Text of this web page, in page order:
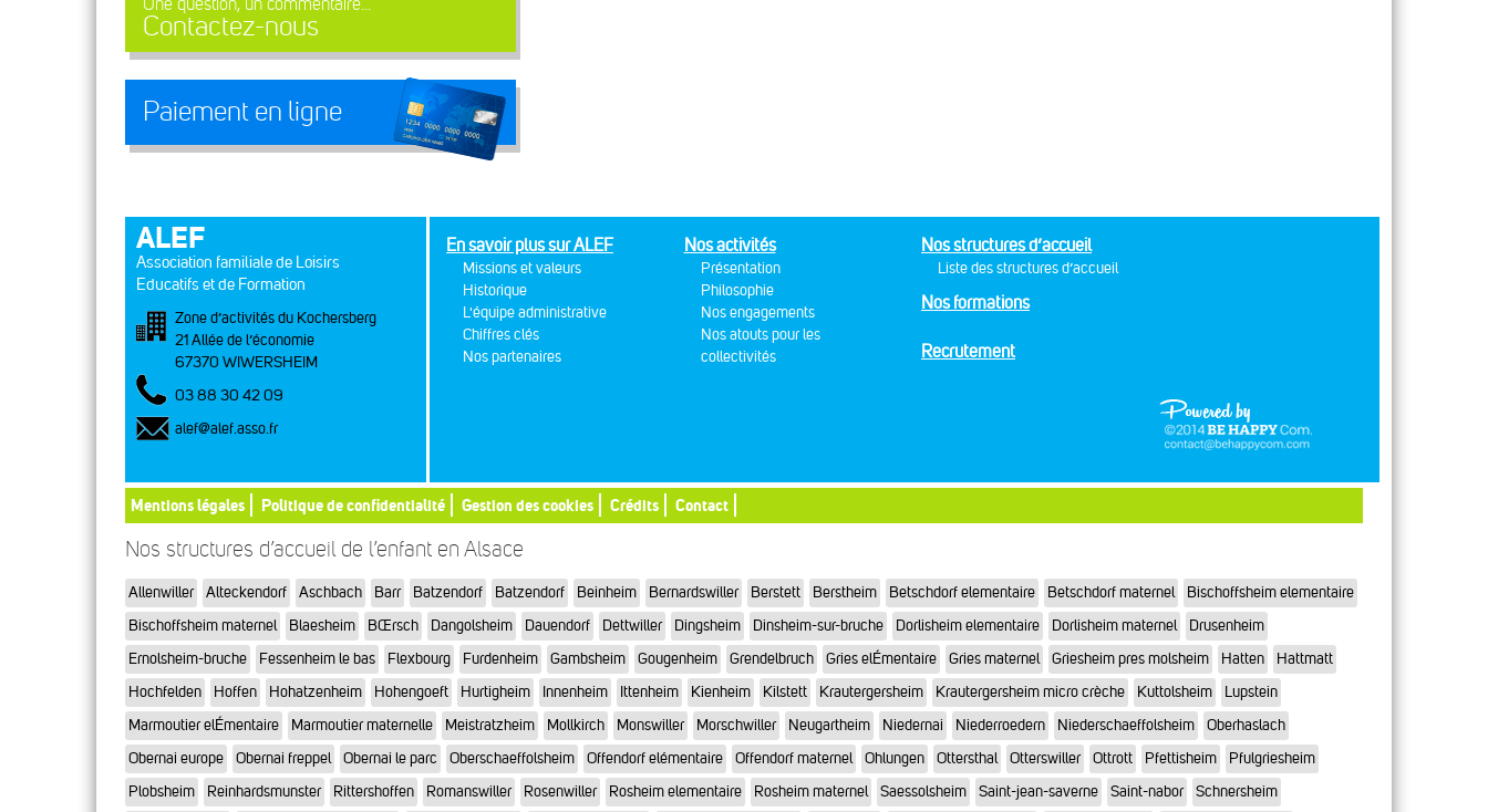
Contactez-nous
Paiement en ligne
ALEF
Association familiale de Loisirs
Educatifs et de Formation
Zone d’activités du Kochersberg
21 Allée de l’économie
67370 WIWERSHEIM
03 88 30 42 09
alef@alef.asso.fr
En savoir plus sur ALEF
Missions et valeurs
Historique
L'équipe administrative
Chiffres clés
Nos partenaires
Nos activités
Présentation
Philosophie
Nos engagements
Nos atouts pour les
collectivités
Nos structures d’accueil
Liste des structures d’accueil
Nos formations
Recrutement
Mentions légales Politique de confidentialité Gestion des cookies Crédits Contact
Nos structures d’accueil de l’enfant en Alsace
Allenwiller Alteckendorf Aschbach Barr Batzendorf Batzendorf Beinheim Bernardswiller Berstett Berstheim Betschdorf elementaire Betschdorf maternel
Bischoffsheim elementaire
Bischoffsheim maternel
Blaesheim BŒrsch Dangolsheim Dauendorf Dettwiller Dingsheim Dinsheim-sur-bruche Dorlisheim elementaire Dorlisheim maternel
Drusenheim
Ernolsheim-bruche
Fessenheim le bas Flexbourg Furdenheim Gambsheim Gougenheim Grendelbruch Gries elÉmentaire Gries maternel Griesheim pres molsheim Hatten
Hattmatt
Hochfelden
Hoffen Hohatzenheim Hohengoeft Hurtigheim Innenheim Ittenheim Kienheim Kilstett Krautergersheim Krautergersheim micro crèche Kuttolsheim
Lupstein
Marmoutier elÉmentaire
Marmoutier maternelle Meistratzheim Mollkirch Monswiller Morschwiller Neugartheim Niedernai Niederroedern Niederschaeffolsheim
Oberhaslach
Obernai europe
Obernai freppel Obernai le parc Oberschaeffolsheim Offendorf elémentaire Offendorf maternel Ohlungen Ottersthal Otterswiller Ottrott Pfettisheim
Pfulgriesheim
Plobsheim
Reinhardsmunster Rittershoffen Romanswiller Rosenwiller Rosheim elementaire Rosheim maternel Saessolsheim Saint-jean-saverne Saint-nabor Schnersheim